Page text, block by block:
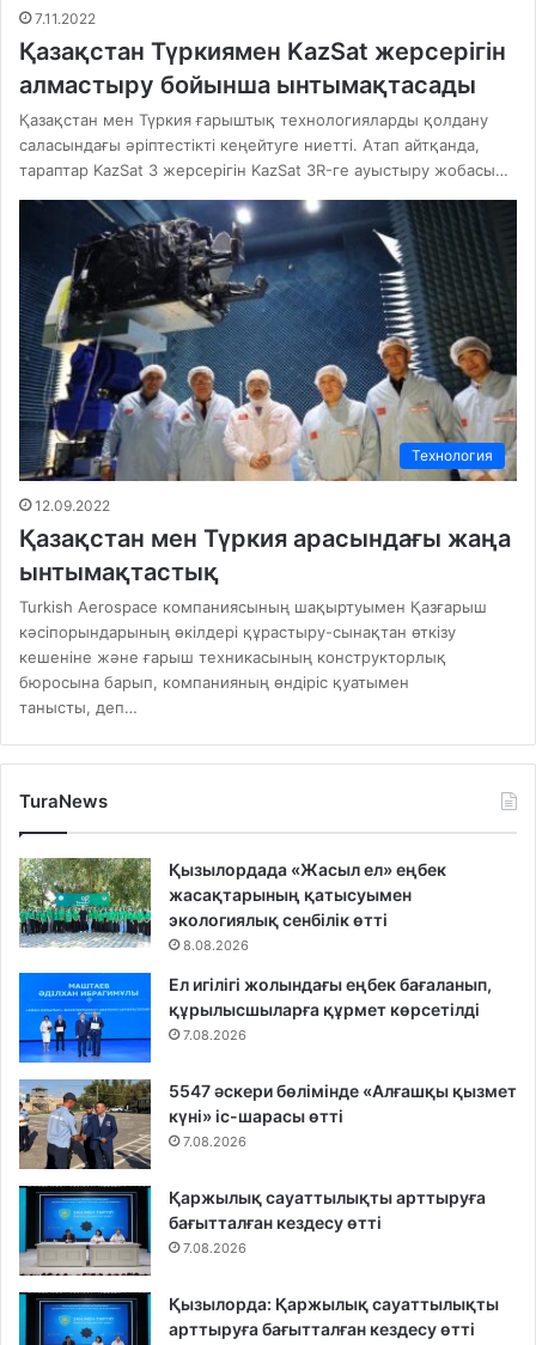
7.11.2022
Қазақстан Түркиямен KazSat жерсерігін
алмастыру бойынша ынтымақтасады
Қазақстан мен Түркия ғарыштық технологияларды қолдану
саласындағы әріптестікті кеңейтуге ниетті. Атап айтқанда,
тараптар KazSat 3 жерсерігін KazSat 3R-ге ауыстыру жобасы…
Технология
12.09.2022
Қазақстан мен Түркия арасындағы жаңа
ынтымақтастық
Turkish Aerospace компаниясының шақыртуымен Қазғарыш
кәсіпорындарының өкілдері құрастыру-сынақтан өткізу
кешеніне және ғарыш техникасының конструкторлық
бюросына барып, компанияның өндіріс қуатымен
танысты, деп…
TuraNews
Қызылордада «Жасыл ел» еңбек
жасақтарының қатысуымен
экологиялық сенбілік өтті
8.08.2026
Ел игілігі жолындағы еңбек бағаланып,
құрылысшыларға құрмет көрсетілді
7.08.2026
5547 әскери бөлімінде «Алғашқы қызмет
күні» іс-шарасы өтті
7.08.2026
Қаржылық сауаттылықты арттыруға
бағытталған кездесу өтті
7.08.2026
Қызылорда: Қаржылық сауаттылықты
арттыруға бағытталған кездесу өтті